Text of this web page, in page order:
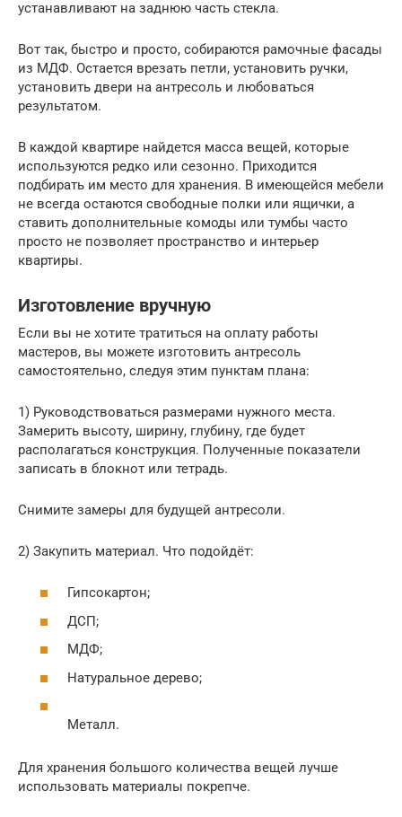
устанавливают на заднюю часть стекла.
Вот так, быстро и просто, собираются рамочные фасады
из МДФ. Остается врезать петли, установить ручки,
установить двери на антресоль и любоваться
результатом.
В каждой квартире найдется масса вещей, которые
используются редко или сезонно. Приходится
подбирать им место для хранения. В имеющейся мебели
не всегда остаются свободные полки или ящички, а
ставить дополнительные комоды или тумбы часто
просто не позволяет пространство и интерьер
квартиры.
Изготовление вручную
Если вы не хотите тратиться на оплату работы
мастеров, вы можете изготовить антресоль
самостоятельно, следуя этим пунктам плана:
1) Руководствоваться размерами нужного места.
Замерить высоту, ширину, глубину, где будет
располагаться конструкция. Полученные показатели
записать в блокнот или тетрадь.
Снимите замеры для будущей антресоли.
2) Закупить материал. Что подойдёт:
Гипсокартон;
ДСП;
МДФ;
Натуральное дерево;
Металл.
Для хранения большого количества вещей лучше
использовать материалы покрепче.